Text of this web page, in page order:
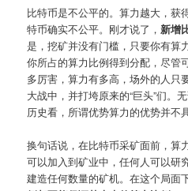
比特币是不公平的。算力越大，获
特币确实不公平。刚才说了，新增
是，挖矿并没有门槛，只要你有算
你所占的算力比例得到分配，尽管
多厉害，算力有多高，场外的人只
大战中，并打垮原来的“巨头”们。
历史看，所谓优势算力的优势并不
换句话说，在比特币采矿面前，算
可以加入到矿业中，任何人可以研
建造任何数量的矿机。在这个局面